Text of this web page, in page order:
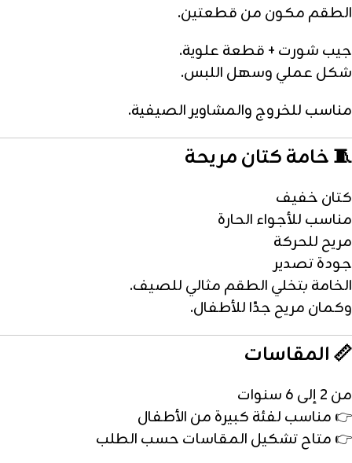
الطقم مكون من قطعتين.
جيب شورت + قطعة علوية.
شكل عملي وسهل اللبس.
مناسب للخروج والمشاوير الصيفية.
🧵 خامة كتان مريحة
كتان خفيف
مناسب للأجواء الحارة
مريح للحركة
جودة تصدير
الخامة بتخلي الطقم مثالي للصيف.
وكمان مريح جدًا للأطفال.
📏 المقاسات
من 2 إلى 6 سنوات
👉 مناسب لفئة كبيرة من الأطفال
👉 متاح تشكيل المقاسات حسب الطلب